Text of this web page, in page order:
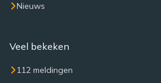
Nieuws
Veel bekeken
112 meldingen